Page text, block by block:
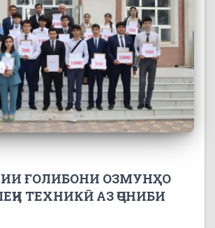
ҒОЛИБОНИ ОЗМУНҲО
ТЕХНИКӢ АЗ ҶОНИБИ